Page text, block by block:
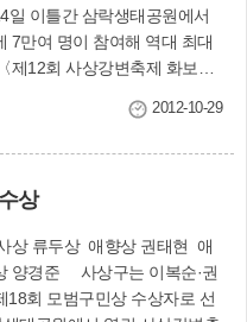
일 이틀간 삼락생태공원에서
7만여 명이 참여해 역대 최대
제12회 사상강변축제 화보
외국인 근로자들과 한데 어울
해에 이어 2회째 진행된 ‘사상
를 행사하거나 음악을 즐기는
함께 박수치며 노래 부르고
시간을 보냈다. 젊은 학부모들
2012-10-29
상
상 류두상 애향상 권태현 애
는 이복순·권
18회 모범구민상 수상자로 선